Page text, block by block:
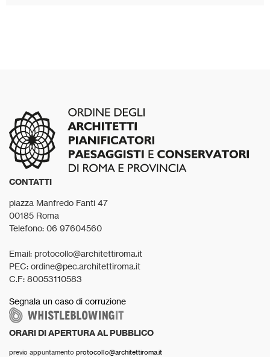
CONTATTI
piazza Manfredo Fanti 47
00185 Roma
Telefono: 06 97604560
Email: protocollo@architettiroma.it
PEC: ordine@pec.architettiroma.it
C.F: 80053110583
Segnala un caso di corruzione
ORARI DI APERTURA AL PUBBLICO
previo appuntamento protocollo@architettiroma.it